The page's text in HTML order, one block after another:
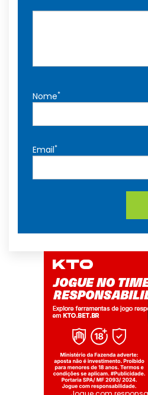
Nome*
Email*